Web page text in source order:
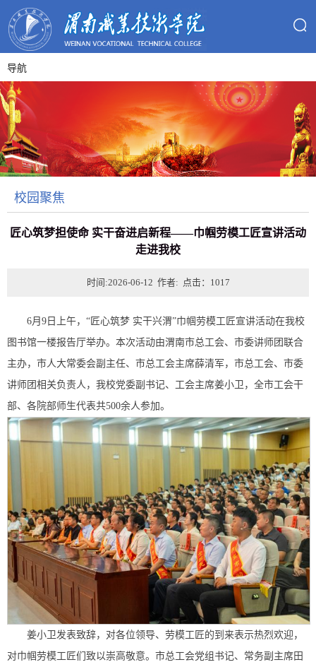
导航
校园聚焦
匠心筑梦担使命 实干奋进启新程——巾帼劳模工匠宣讲活动
走进我校
时间:2026-06-12 作者: 点击： 1017
6月9日上午，“匠心筑梦 实干兴渭”巾帼劳模工匠宣讲活动在我校
图书馆一楼报告厅举办。本次活动由渭南市总工会、市委讲师团联合
主办，市人大常委会副主任、市总工会主席薛清军，市总工会、市委
讲师团相关负责人，我校党委副书记、工会主席姜小卫，全市工会干
部、各院部师生代表共500余人参加。
姜小卫发表致辞，对各位领导、劳模工匠的到来表示热烈欢迎，
对巾帼劳模工匠们致以崇高敬意。市总工会党组书记、常务副主席田